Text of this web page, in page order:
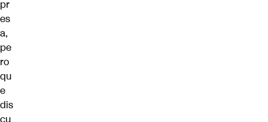
pr
es
a,
pe
ro
qu
e
dis